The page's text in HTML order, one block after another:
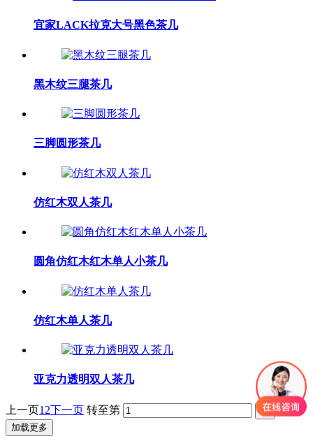
宜家LACK拉克大号黑色茶几
黑木纹三腿茶几
三脚圆形茶几
仿红木双人茶几
圆角仿红木红木单人小茶几
仿红木单人茶几
亚克力透明双人茶几
上一页1 2下一页 转至第
加载更多